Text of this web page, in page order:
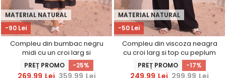
-90 Lei
MATERIAL NATURAL
Compleu din bumbac negru
midi cu un croi larg si
imprimeu floral
PREȚ PROMO -25%
269,99 Lei 359,99 Lei
-50 Lei
MATERIAL NATURAL
Compleu din viscoza neagra
cu croi larg si top cu peplum
PREȚ PROMO -17%
249,99 Lei 299,99 Lei